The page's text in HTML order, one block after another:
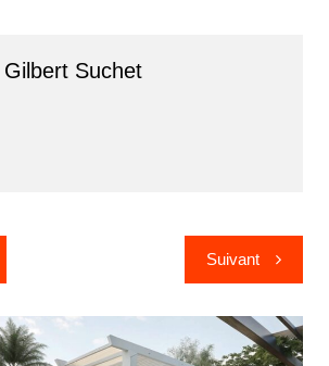
Gilbert Suchet
Suivant